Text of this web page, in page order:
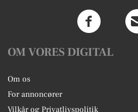
OM VORES DIGITAL
Om os
For annoncører
Vilkår og Privatlivspolitik